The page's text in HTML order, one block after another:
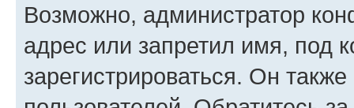
Возможно, администратор
адрес или запретил имя, под
зарегистрироваться. Он